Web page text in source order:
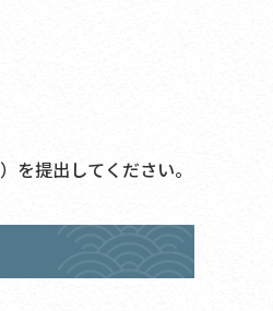
）を提出してください。